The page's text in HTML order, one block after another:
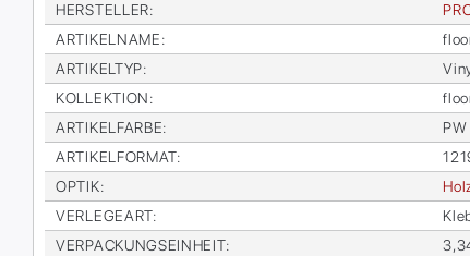
HER­STEL­LER:
AR­TI­KEL­NA­ME:
AR­TI­KEL­TYP:
KOL­LEK­TI­ON:
AR­TI­KEL­FAR­BE:
AR­TI­KEL­FOR­MAT:
OP­TIK:
VER­LE­GE­ART:
VER­PA­CKUNGS­EIN­HEIT: